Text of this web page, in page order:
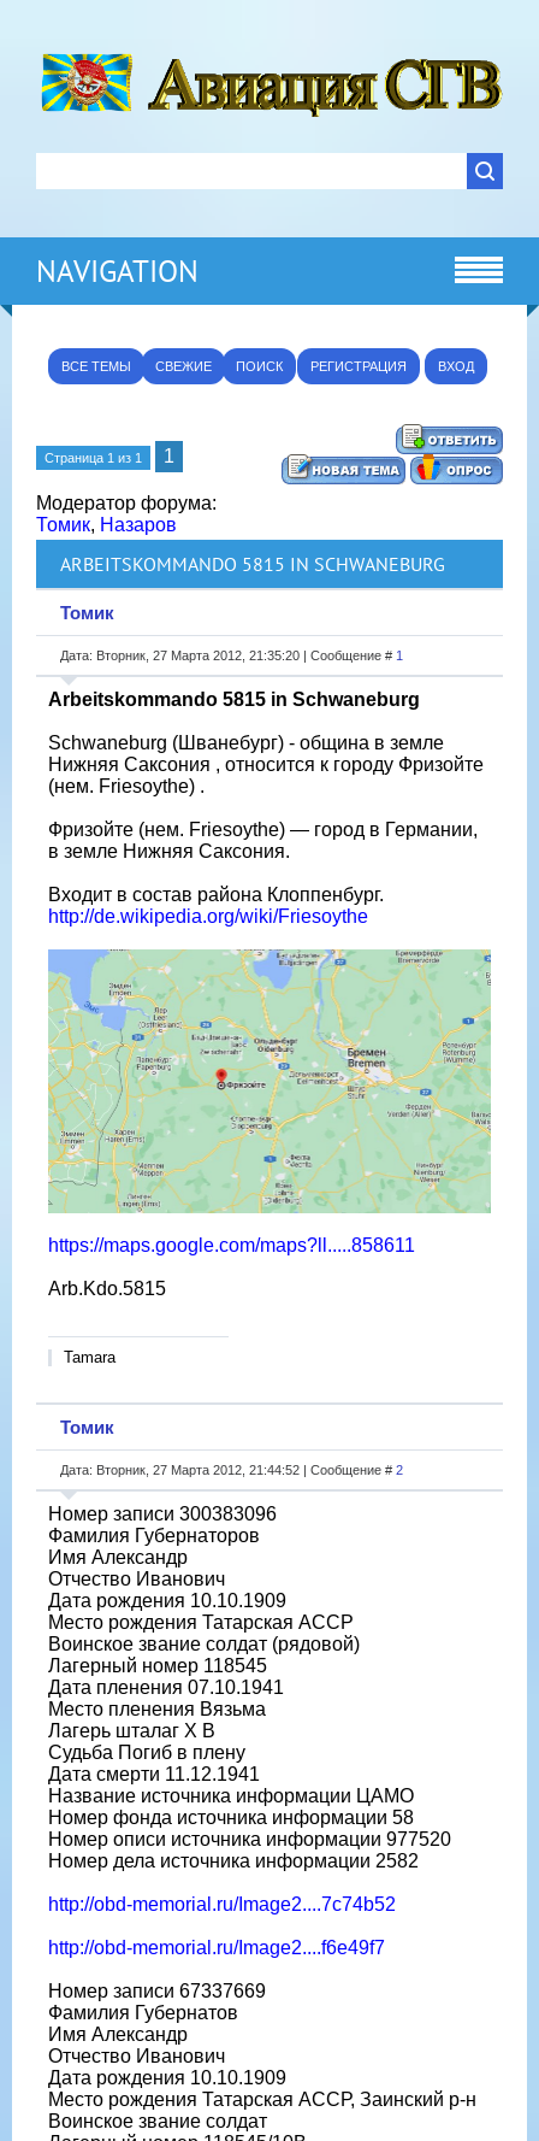
NAVIGATION
ВСЕ ТЕМЫ СВЕЖИЕ ПОИСК РЕГИСТРАЦИЯ ВХОД
Страница 1 из 1 1
Модератор форума:
Томик, Назаров
ARBEITSKOMMANDO 5815 IN SCHWANEBURG
Томик
Дата: Вторник, 27 Марта 2012, 21:35:20 | Сообщение # 1
Arbeitskommando 5815 in Schwaneburg
Schwaneburg (Шванебург) - община в земле
Нижняя Саксония , относится к городу Фризойте
(нем. Friesoythe) .
Фризойте (нем. Friesoythe) — город в Германии,
в земле Нижняя Саксония.
Входит в состав района Клоппенбург.
http://de.wikipedia.org/wiki/Friesoythe
https://maps.google.com/maps?ll.....858611
Arb.Kdo.5815
Tamara
Томик
Дата: Вторник, 27 Марта 2012, 21:44:52 | Сообщение # 2
Номер записи 300383096
Фамилия Губернаторов
Имя Александр
Отчество Иванович
Дата рождения 10.10.1909
Место рождения Татарская АССР
Воинское звание солдат (рядовой)
Лагерный номер 118545
Дата пленения 07.10.1941
Место пленения Вязьма
Лагерь шталаг X B
Судьба Погиб в плену
Дата смерти 11.12.1941
Название источника информации ЦАМО
Номер фонда источника информации 58
Номер описи источника информации 977520
Номер дела источника информации 2582
http://obd-memorial.ru/Image2....7c74b52
http://obd-memorial.ru/Image2....f6e49f7
Номер записи 67337669
Фамилия Губернатов
Имя Александр
Отчество Иванович
Дата рождения 10.10.1909
Место рождения Татарская АССР, Заинский р-н
Воинское звание солдат